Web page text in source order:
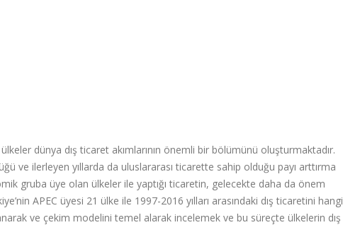
dünya dış ticaret akımlarının önemli bir bölümünü oluşturmaktadır.
ve ilerleyen yıllarda da uluslararası ticarette sahip olduğu payı arttırma
gruba üye olan ülkeler ile yaptığı ticaretin, gelecekte daha da önem
APEC üyesi 21 ülke ile 1997-2016 yılları arasındaki dış ticaretini hangi
ve çekim modelini temel alarak incelemek ve bu süreçte ülkelerin dış